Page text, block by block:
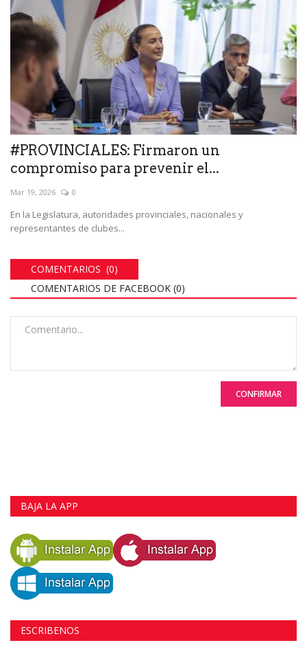
#PROVINCIALES: Firmaron un
compromiso para prevenir el...
Mar 19, 2026 0
En la Legislatura, autoridades provinciales, nacionales y
representantes de clubes...
COMENTARIOS (0)
COMENTARIOS DE FACEBOOK (0)
CONFIRMAR
BAJA LA APP
ESCRIBENOS